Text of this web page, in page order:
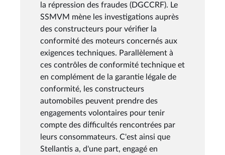
la répression des fraudes (DGCCRF). Le
SSMVM mène les investigations auprès
des constructeurs pour vérifier la
conformité des moteurs concernés aux
exigences techniques. Parallèlement à
ces contrôles de conformité technique et
en complément de la garantie légale de
conformité, les constructeurs
automobiles peuvent prendre des
engagements volontaires pour tenir
compte des difficultés rencontrées par
leurs consommateurs. C'est ainsi que
Stellantis a, d'une part, engagé en